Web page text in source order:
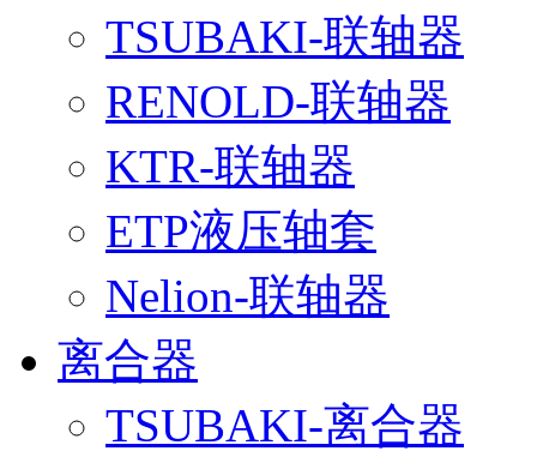
TSUBAKI-联轴器
RENOLD-联轴器
KTR-联轴器
ETP液压轴套
Nelion-联轴器
离合器
TSUBAKI-离合器